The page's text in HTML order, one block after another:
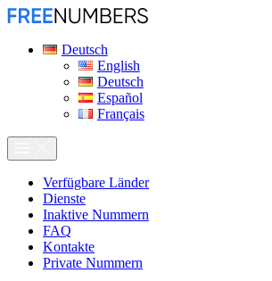
Deutsch
English
Deutsch
Español
Français
Verfügbare Länder
Dienste
Inaktive Nummern
FAQ
Kontakte
Private Nummern